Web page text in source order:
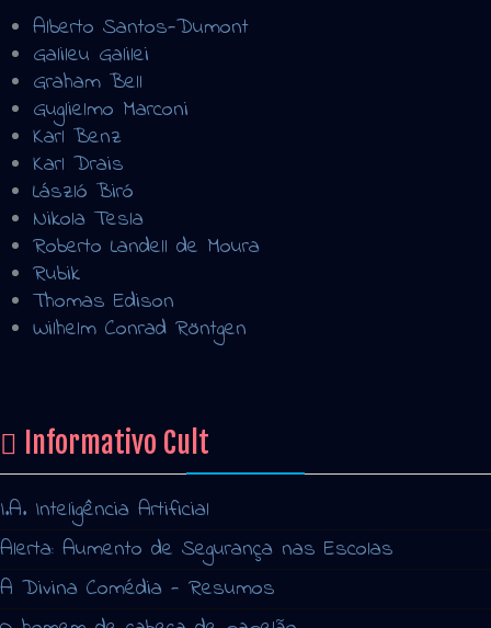
Alberto Santos-Dumont
Galileu Galilei
Graham Bell
Guglielmo Marconi
Karl Benz
Karl Drais
László Biró
Nikola Tesla
Roberto Landell de Moura
Rubik
Thomas Edison
Wilhelm Conrad Röntgen
Informativo Cult
I.A. Inteligência Artificial
Alerta: Aumento de Segurança nas Escolas
A Divina Comédia - Resumos